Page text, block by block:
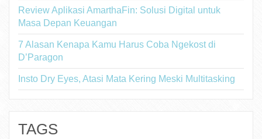
Review Aplikasi AmarthaFin: Solusi Digital untuk
Masa Depan Keuangan
7 Alasan Kenapa Kamu Harus Coba Ngekost di
D’Paragon
Insto Dry Eyes, Atasi Mata Kering Meski Multitasking
TAGS